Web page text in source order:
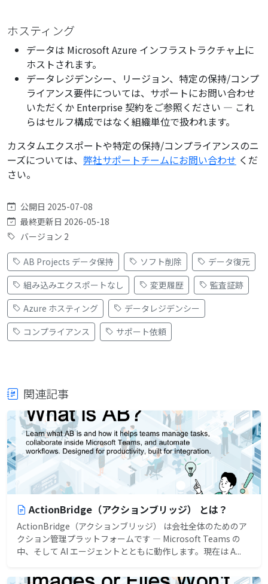
ホスティング
データは Microsoft Azure インフラストラクチャ上に
ホストされます。
データレジデンシー、リージョン、特定の保持/コンプ
ライアンス要件については、サポートにお問い合わせ
いただくか Enterprise 契約をご参照ください — これ
らはセルフ構成ではなく組織単位で扱われます。
カスタムエクスポートや特定の保持/コンプライアンスのニ
ーズについては、 弊社サポートチームにお問い合わせ くだ
さい。
公開日 2025-07-08
最終更新日 2026-05-18
バージョン 2
AB Projects データ保持 ソフト削除
データ復元
組み込みエクスポートなし
変更履歴
監査証跡
Azure ホスティング
データレジデンシー
コンプライアンス
サポート依頼
関連記事
ActionBridge（アクションブリッジ） とは？
ActionBridge（アクションブリッジ） は会社全体のためのア
クション管理プラットフォームです — Microsoft Teams の
中、そして AI エージェントとともに動作します。現在は A...